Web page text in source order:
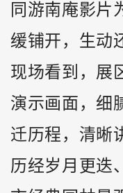
同游南庵影片
缓铺开，生动
现场看到，展
演示画面，细
迁历程，清晰
历经岁月更迭